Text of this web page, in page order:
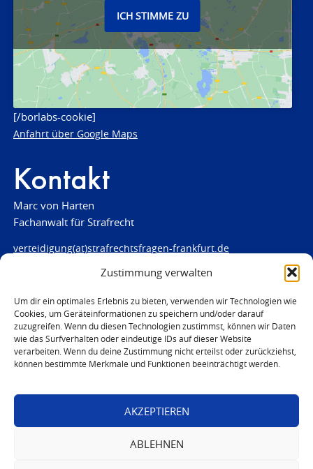
Zustimmung verwalten
Um dir ein optimales Erlebnis zu bieten, verwenden wir Technologien wie
Cookies, um Geräteinformationen zu speichern und/oder darauf
zuzugreifen. Wenn du diesen Technologien zustimmst, können wir Daten
wie das Surfverhalten oder eindeutige IDs auf dieser Website
verarbeiten. Wenn du deine Zustimmung nicht erteilst oder zurückziehst,
können bestimmte Merkmale und Funktionen beeinträchtigt werden.
AKZEPTIEREN
ABLEHNEN
ICH STIMME ZU
[/borlabs-cookie]
Anfahrt über Google Maps
Kontakt
Marc von Harten
Fachanwalt für Strafrecht
verteidigung(at)strafrechtsfragen-frankfurt.de
www.strafrechtsfragen-frankfurt.de
Louisenstraße 84
61348 Bad Homburg
Telefon:06172 - 66 28 00
Telefax: 06172 - 66 28 01
0171 - 691 67 67